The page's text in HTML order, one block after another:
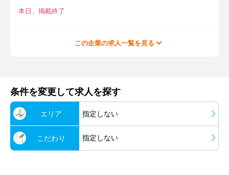
本日、掲載終了
この企業の求人一覧を見る
条件を変更して求人を探す
エリア 指定しない
こだわり 指定しない